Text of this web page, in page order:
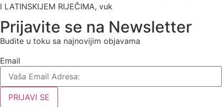
I LATINSKIJEM RIJEČIMA, vuk
Prijavite se na Newsletter
Budite u toku sa najnovijim objavama
Email
PRIJAVI SE